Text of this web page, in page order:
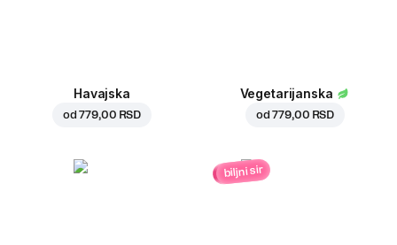
Havajska
od779,00 RSD
Vegetarijanska
od779,00 RSD
biljni sir